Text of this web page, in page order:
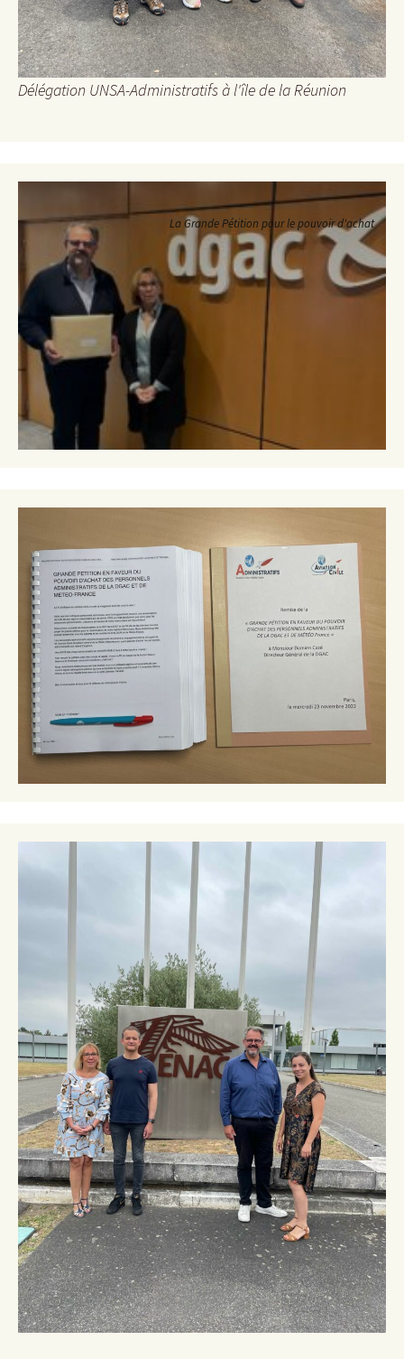
Délégation UNSA-Administratifs à l'île de la Réunion
La Grande Pétition pour le pouvoir d'achat